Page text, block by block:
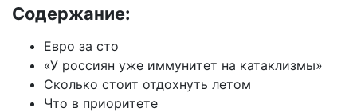
Содержание:
Евро за сто
«У россиян уже иммунитет на катаклизмы»
Сколько стоит отдохнуть летом
Что в приоритете